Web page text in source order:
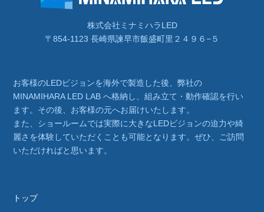
株式会社ミナミハラLED
〒854-1123 長崎県諫早市飯盛町里２４９６−５
お客様のLEDビジョンを海外で製造した後、弊社の
MINAMIHARA LED LAB へ格納し、組み立て・動作確認を行い
ます。その後、お客様の元へお届けいたします。
また、ショールームでは実際に大きなLEDビジョンの迫力や綺
麗さを体験していただくことも可能となります。ぜひ、ご訪問
いただければと思います。
トップ